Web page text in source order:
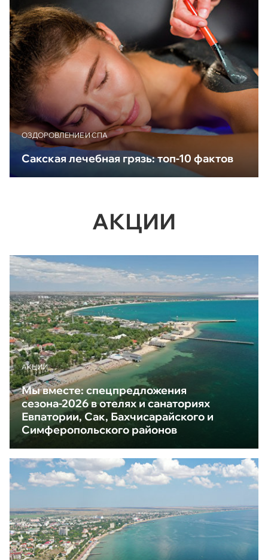
ОЗДОРОВЛЕНИЕ И СПА
Сакская лечебная грязь: топ-10 фактов
АКЦИИ
АКЦИИ
Мы вместе: спецпредложения
сезона-2026 в отелях и санаториях
Евпатории, Сак, Бахчисарайского и
Симферопольского районов